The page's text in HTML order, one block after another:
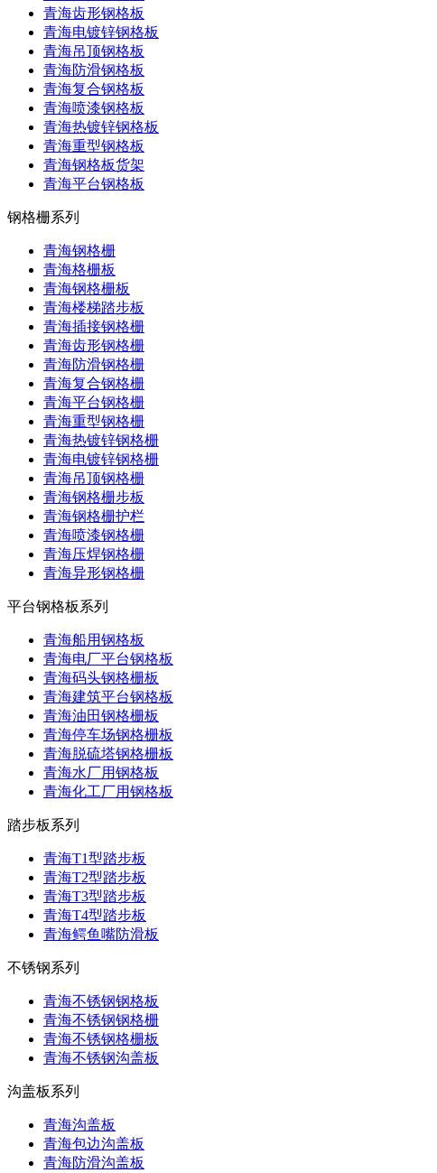
青海齿形钢格板
青海电镀锌钢格板
青海吊顶钢格板
青海防滑钢格板
青海复合钢格板
青海喷漆钢格板
青海热镀锌钢格板
青海重型钢格板
青海钢格板货架
青海平台钢格板
钢格栅系列
青海钢格栅
青海格栅板
青海钢格栅板
青海楼梯踏步板
青海插接钢格栅
青海齿形钢格栅
青海防滑钢格栅
青海复合钢格栅
青海平台钢格栅
青海重型钢格栅
青海热镀锌钢格栅
青海电镀锌钢格栅
青海吊顶钢格栅
青海钢格栅步板
青海钢格栅护栏
青海喷漆钢格栅
青海压焊钢格栅
青海异形钢格栅
平台钢格板系列
青海船用钢格板
青海电厂平台钢格板
青海码头钢格栅板
青海建筑平台钢格板
青海油田钢格栅板
青海停车场钢格栅板
青海脱硫塔钢格栅板
青海水厂用钢格板
青海化工厂用钢格板
踏步板系列
青海T1型踏步板
青海T2型踏步板
青海T3型踏步板
青海T4型踏步板
青海鳄鱼嘴防滑板
不锈钢系列
青海不锈钢钢格板
青海不锈钢钢格栅
青海不锈钢格栅板
青海不锈钢沟盖板
沟盖板系列
青海沟盖板
青海包边沟盖板
青海防滑沟盖板